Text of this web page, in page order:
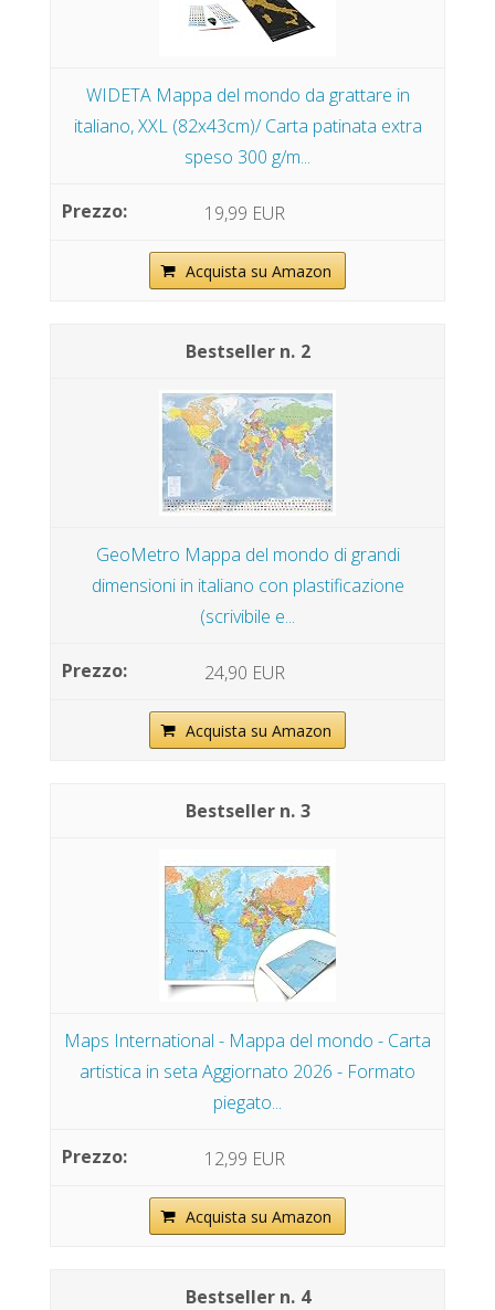
WIDETA Mappa del mondo da grattare in
italiano, XXL (82x43cm)/ Carta patinata extra
speso 300 g/m...
19,99 EUR
Acquista su Amazon
2
GeoMetro Mappa del mondo di grandi
dimensioni in italiano con plastificazione
(scrivibile e...
24,90 EUR
Acquista su Amazon
3
Maps International - Mappa del mondo - Carta
artistica in seta Aggiornato 2026 - Formato
piegato...
12,99 EUR
Acquista su Amazon
4